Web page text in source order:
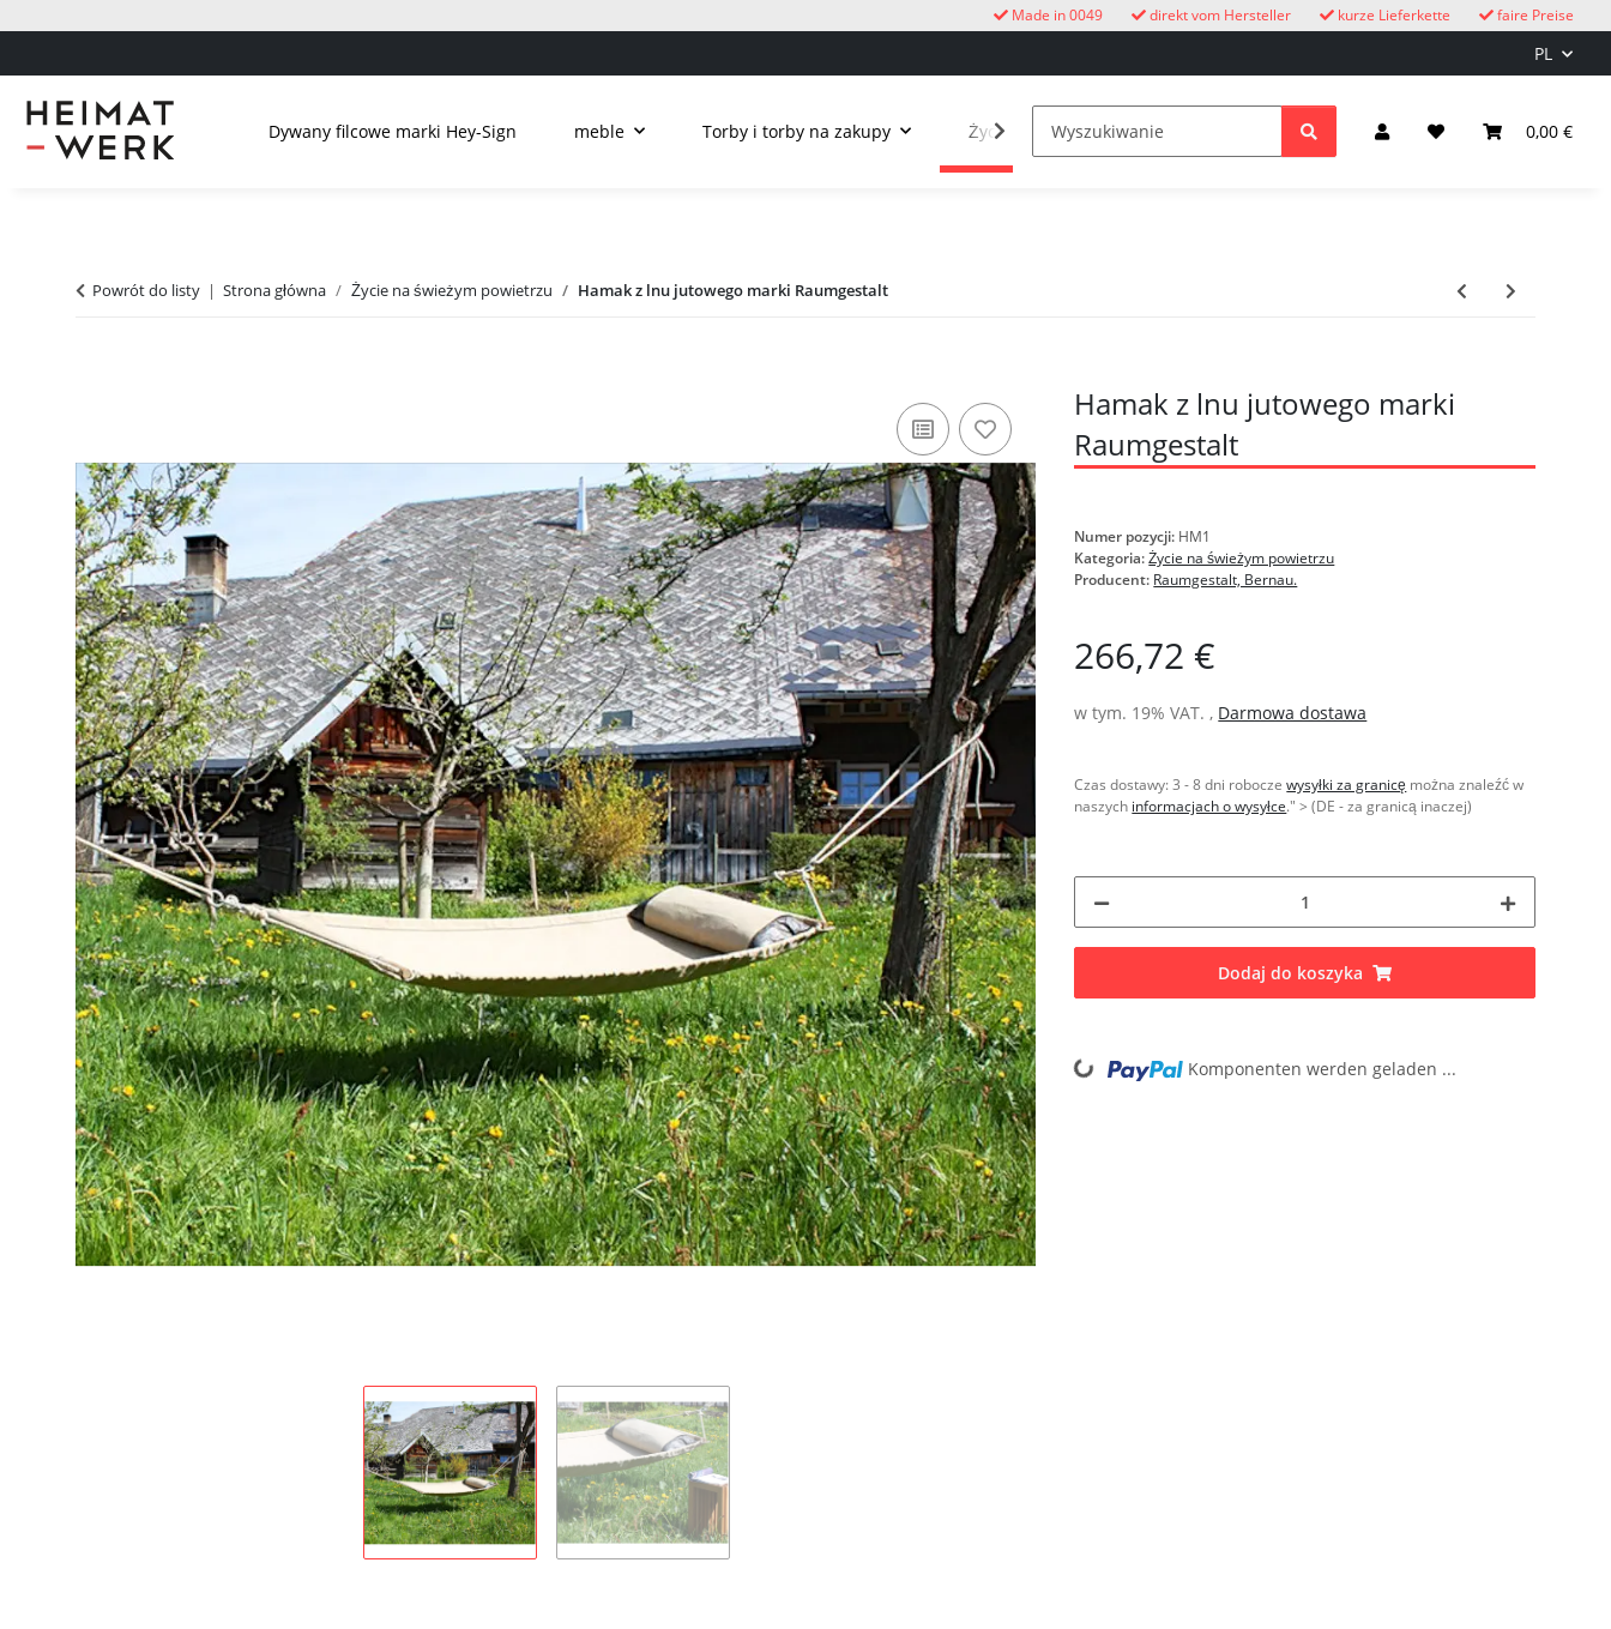
faire Preise
kurze Lieferkette
direkt vom Hersteller
Made in 0049
PL
0,00 €
Dywany filcowe marki Hey-Sign meble Torby i torby na zakupy Życie na świeżym powietrzu Zegary z kukułką dzieci
Powrót do listy Strona główna Życie na świeżym powietrzu Hamak z lnu jutowego marki Raumgestalt
Hamak z lnu jutowego marki
Raumgestalt
Numer pozycji: HM1
Kategoria:Życie na świeżym powietrzu
Producent: Raumgestalt, Bernau.
266,72 €
w tym. 19% VAT. , Darmowa dostawa
Czas dostawy:3 - 8 dni roboczewysyłki za granicę można znaleźć w
naszych informacjach o wysyłce." > (DE - za granicą inaczej)
Dodaj do koszyka
Loading... Komponenten werden geladen ...